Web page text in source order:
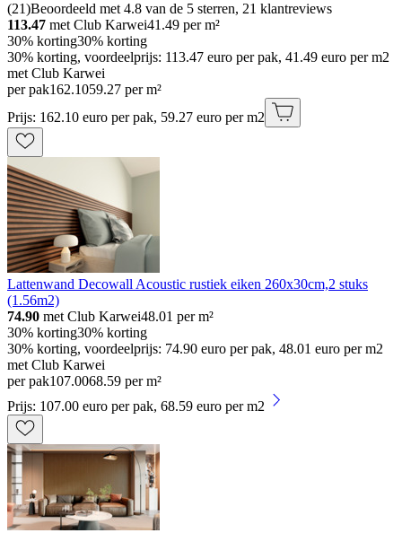
(21)Beoordeeld met 4.8 van de 5 sterren, 21 klantreviews
113.47 met Club Karwei41.49 per m²
30% korting30% korting
30% korting, voordeelprijs: 113.47 euro per pak, 41.49 euro per m2
met Club Karwei
per pak162.1059.27 per m²
Prijs: 162.10 euro per pak, 59.27 euro per m2
Lattenwand Decowall Acoustic rustiek eiken 260x30cm,2 stuks
(1.56m2)
74.90 met Club Karwei48.01 per m²
30% korting30% korting
30% korting, voordeelprijs: 74.90 euro per pak, 48.01 euro per m2
met Club Karwei
per pak107.0068.59 per m²
Prijs: 107.00 euro per pak, 68.59 euro per m2